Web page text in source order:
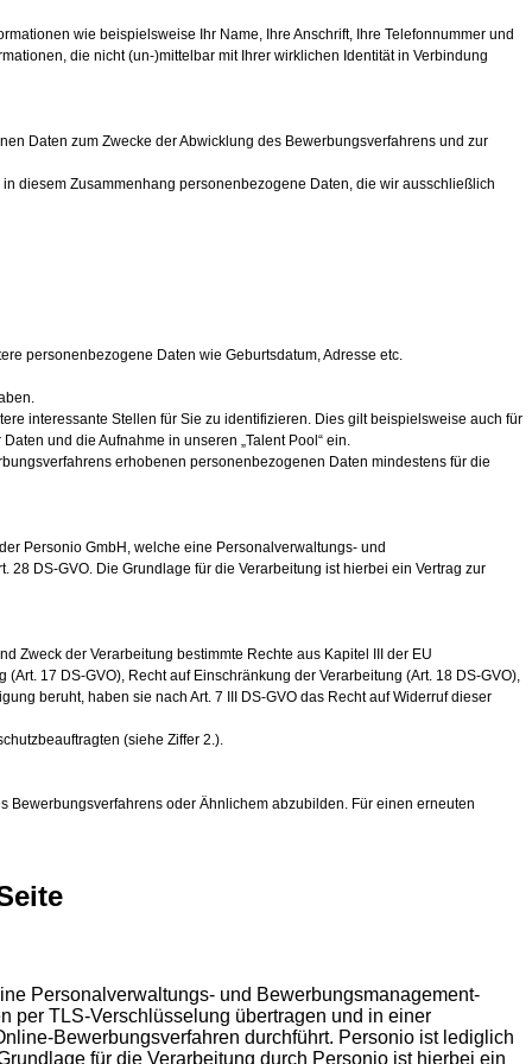
wie beispielsweise Ihr Name, Ihre Anschrift, Ihre Telefonnummer und
die nicht (un-)mittelbar mit Ihrer wirklichen Identität in Verbindung
Daten zum Zwecke der Abwicklung des Bewerbungsverfahrens und zur
diesem Zusammenhang personenbezogene Daten, die wir ausschließlich
personenbezogene Daten wie Geburtsdatum, Adresse etc.
interessante Stellen für Sie zu identifizieren. Dies gilt beispielsweise auch für
und die Aufnahme in unseren „Talent Pool“ ein.
erhobenen personenbezogenen Daten mindestens für die
Personio GmbH, welche eine Personalverwaltungs- und
DS-GVO. Die Grundlage für die Verarbeitung ist hierbei ein Vertrag zur
Zweck der Verarbeitung bestimmte Rechte aus Kapitel III der EU
17 DS-GVO), Recht auf Einschränkung der Verarbeitung (Art. 18 DS-GVO),
beruht, haben sie nach Art. 7 III DS-GVO das Recht auf Widerruf dieser
(siehe Ziffer 2.).
Bewerbungsverfahrens oder Ähnlichem abzubilden. Für einen erneuten
Personalverwaltungs- und Bewerbungsmanagement-
per TLS-Verschlüsselung übertragen und in einer
Bewerbungsverfahren durchführt. Personio ist lediglich
für die Verarbeitung durch Personio ist hierbei ein